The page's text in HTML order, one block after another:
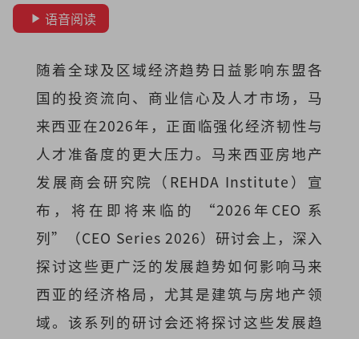
语音阅读
随着全球及区域经济趋势日益影响东盟各
国的投资流向、商业信心及人才市场，马
来西亚在2026年，正面临强化经济韧性与
人才准备度的更大压力。马来西亚房地产
发展商会研究院（REHDA Institute）宣
布，将在即将来临的 “2026年CEO 系
列”（CEO Series 2026）研讨会上，深入
探讨这些更广泛的发展趋势如何影响马来
西亚的经济格局，尤其是建筑与房地产领
域。该系列的研讨会还将探讨这些发展趋